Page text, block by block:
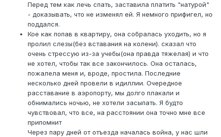
Перед тем как лечь спать, заставила платить "натурой"
- доказывать, что не изменял ей. Я немного прифигел, но
поддался.
Кое как попав в квартиру, она собралась уходить, но я
пролил слезы(без вставания на колени). сказал что
очень стрессую из-за учебы(она правда тяжелая) и что
не хотел, чтобы так все закончилось. Она осталась,
пожалела меня и, вроде, простила. Последние
несколько дней провели в идиллии. Очередное
расставание в аэропорту, мы долго плакали и
обнимались ночью, не хотели засыпать. Я будто
чувствовал, что все, на расстоянии она точно мне все
припомнит
Через пару дней от отъезда началась война, у нас шли